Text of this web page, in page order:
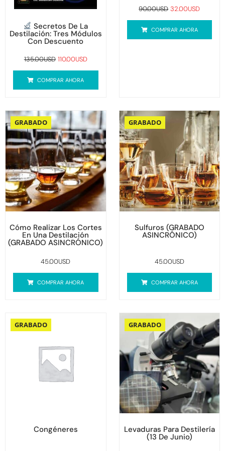
Secretos De La
Destilación: Tres Módulos
Con Descuento
135.00USD 110.00USD
COMPRAR AHORA
90.00USD 32.00USD
COMPRAR AHORA
GRABADO
Cómo Realizar Los Cortes
En Una Destilación
(GRABADO ASINCRÓNICO)
45.00USD
COMPRAR AHORA
GRABADO
Sulfuros (GRABADO
ASINCRÓNICO)
45.00USD
COMPRAR AHORA
GRABADO
Congéneres
GRABADO
Levaduras Para Destilería
(13 De Junio)